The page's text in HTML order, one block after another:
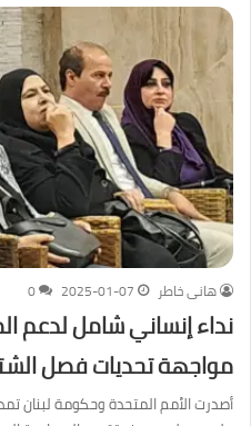
هانى خاطر
2025-01-07
0
نداء إنساني شامل لدعم
مواجهة تحديات فصل